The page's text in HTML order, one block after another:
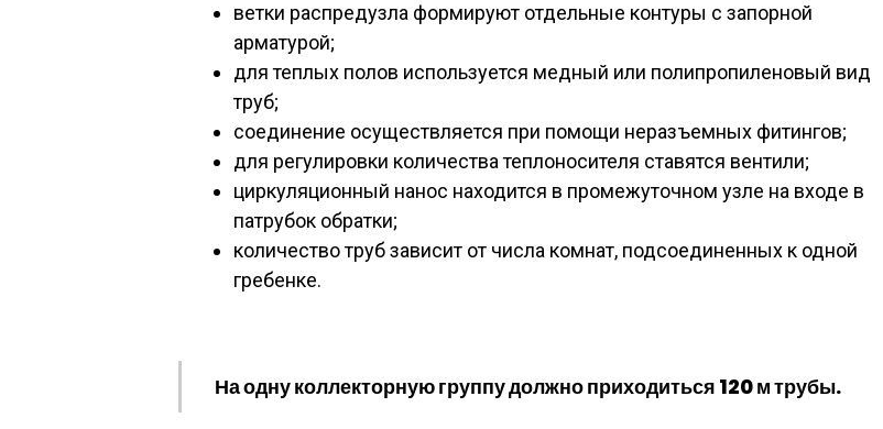
ветки распредузла формируют отдельные контуры с запорной
арматурой;
для теплых полов используется медный или полипропиленовый вид
труб;
соединение осуществляется при помощи неразъемных фитингов;
для регулировки количества теплоносителя ставятся вентили;
циркуляционный нанос находится в промежуточном узле на входе в
патрубок обратки;
количество труб зависит от числа комнат, подсоединенных к одной
гребенке.
На одну коллекторную группу должно приходиться 120 м трубы.